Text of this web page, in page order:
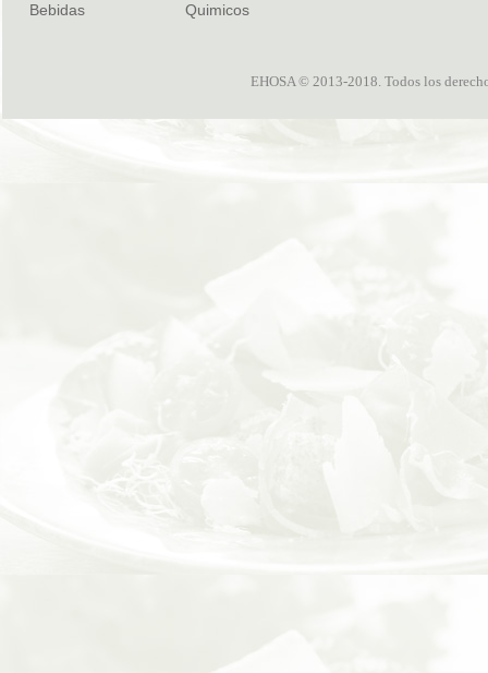
Bebidas
Quimicos
EHOSA © 2013-2018. Todos los